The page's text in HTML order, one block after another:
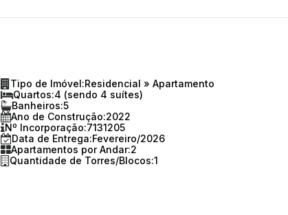
Tipo de Imóvel:Residencial » Apartamento
Quartos:4 (sendo 4 suítes)
Banheiros:5
Ano de Construção:2022
Nº Incorporação:7131205
Data de Entrega:Fevereiro/2026
Apartamentos por Andar:2
Quantidade de Torres/Blocos:1